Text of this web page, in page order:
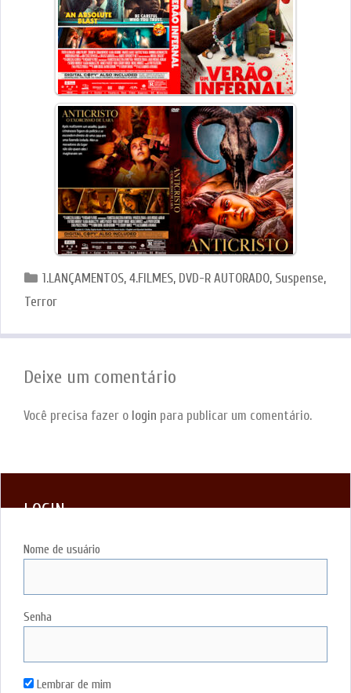
Categorias
1.LANÇAMENTOS,4.FILMES, DVD-R AUTORADO, Suspense,
Terror
Deixe um comentário
Você precisa fazer o login para publicar um comentário.
LOGIN
Nome de usuário
Senha
Lembrar de mim